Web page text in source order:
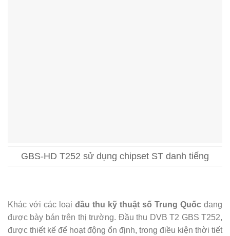
GBS-HD T252 sử dụng chipset ST danh tiếng
Khác với các loại đầu thu kỹ thuật số Trung Quốc đang
được bày bán trên thị trường. Đầu thu DVB T2 GBS T252,
được thiết kế để hoạt động ổn định, trong điều kiện thời tiết